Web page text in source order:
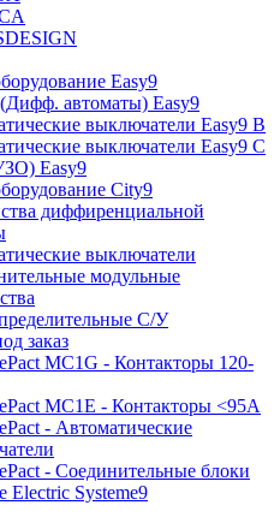
Easy9
автоматы) Easy9
выключатели Easy9 В
выключатели Easy9 С
Easy9
City9
диффиренциальной
выключатели
модульные
C/У
заказ
MC1G - Контакторы 120-
MC1E - Контакторы <95A
- Автоматические
- Соединительные блоки
Electric Systeme9